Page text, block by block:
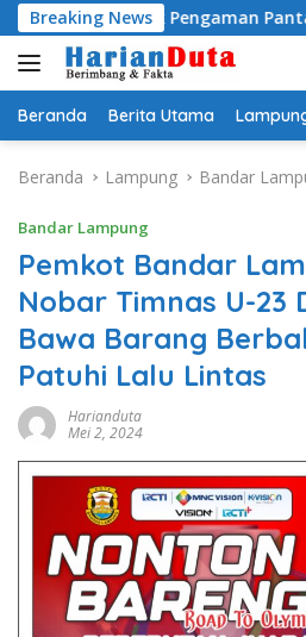
Langsung
ke
konten
Breaking News
Pengaman Pantai Mandiri
Beranda Berita Utama
Beranda Lampung Bandar
Bandar Lampung
Pemkot Bandar
Nobar Timnas U-23
Bawa Barang
Patuhi Lalu Lintas
Harianduta
Mei 2, 2024